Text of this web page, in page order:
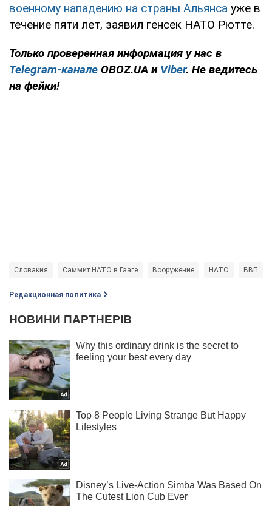
военному нападению на страны Альянса уже в
течение пяти лет, заявил генсек НАТО Рютте.
Только проверенная информация у нас в
Telegram-канале OBOZ.UA и Viber. Не ведитесь
на фейки!
Словакия Саммит НАТО в Гааге Вооружение НАТО ВВП
Редакционная политика